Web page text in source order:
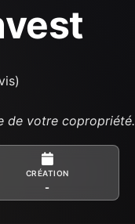
de votre copropriété.
CRÉATION
-